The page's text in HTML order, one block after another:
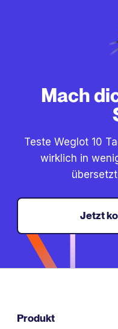
Mach
Teste Weglot 10
wirklich in
Jetzt
Produkt